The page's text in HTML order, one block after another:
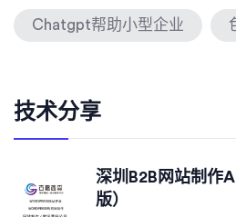
Chatgpt帮助小型企业
技术分享
深圳B2B网站制作
版）